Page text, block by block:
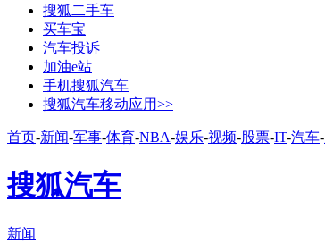
搜狐二手车
买车宝
汽车投诉
加油e站
手机搜狐汽车
搜狐汽车移动应用>>
首页-新闻-军事-体育-NBA-娱乐-视频-股票-IT-汽车-
搜狐汽车
新闻